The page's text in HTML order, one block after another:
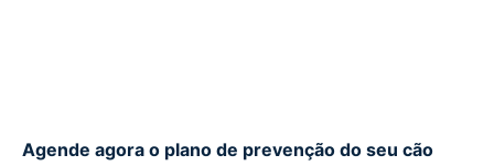
Agende agora o plano de prevenção do seu cão